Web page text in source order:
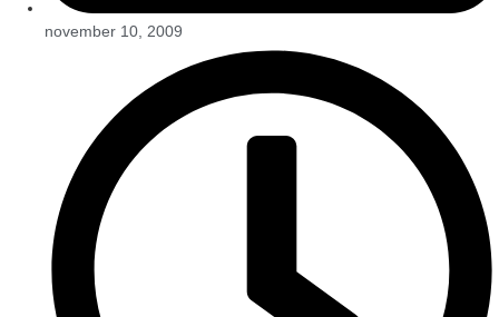
november 10, 2009